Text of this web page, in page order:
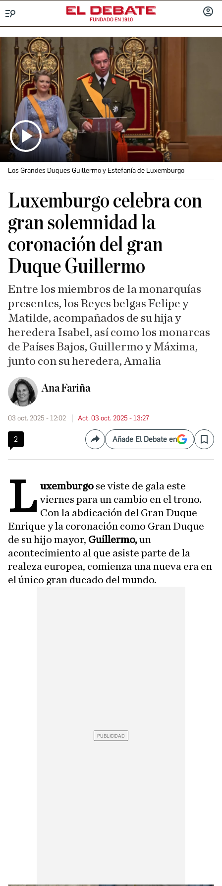
FUNDADO EN 1910
Los Grandes Duques Guillermo y Estefanía de Luxemburgo
Luxemburgo celebra con
gran solemnidad la
coronación del gran
Duque Guillermo
Entre los miembros de la monarquías
presentes, los Reyes belgas Felipe y
Matilde, acompañados de su hija y
heredera Isabel, así como los monarcas
de Países Bajos, Guillermo y Máxima,
junto con su heredera, Amalia
Ana Fariña
03 oct. 2025 - 12:02 Act. 03 oct. 2025 - 13:27
2 CompartirAñade El Debate en Save
L uxemburgo se viste de gala este
viernes para un cambio en el trono.
Con la abdicación del Gran Duque
Enrique y la coronación como Gran Duque
de su hijo mayor, Guillermo,un
acontecimiento al que asiste parte de la
realeza europea, comienza una nueva era en
el único gran ducado del mundo.